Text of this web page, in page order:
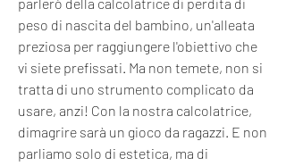
peso di nascita del bambino, un'alleata
preziosa per raggiungere l'obiettivo che
vi siete prefissati. Ma non temete, non si
tratta di uno strumento complicato da
usare, anzi! Con la nostra calcolatrice,
dimagrire sarà un gioco da ragazzi. E non
parliamo solo di estetica, ma di